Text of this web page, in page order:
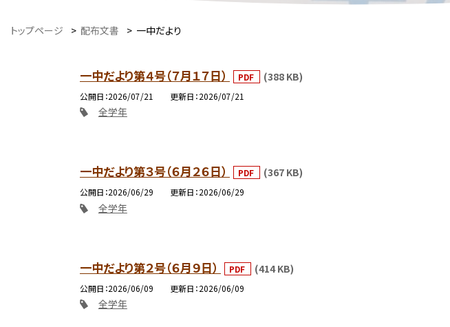
トップページ > 配布文書 > 一中だより
一中だより第４号（７月１７日） PDF (388 KB)
公開日 2026/07/21 更新日 2026/07/21
全学年
一中だより第３号（６月２６日） PDF (367 KB)
公開日 2026/06/29 更新日 2026/06/29
全学年
一中だより第２号（６月９日） PDF (414 KB)
公開日 2026/06/09 更新日 2026/06/09
全学年